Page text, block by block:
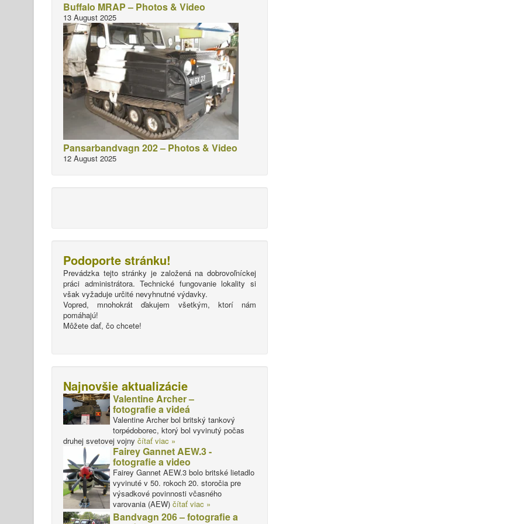
Buffalo MRAP – Photos & Video
13 August 2025
Pansarbandvagn 202 – Photos & Video
12 August 2025
Podoporte stránku!
Prevádzka tejto stránky je založená na dobrovoľníckej
práci administrátora. Technické fungovanie lokality si
však vyžaduje určité nevyhnutné výdavky.
Vopred, mnohokrát ďakujem všetkým, ktorí nám
pomáhajú!
Môžete dať, čo chcete!
Najnovšie aktualizácie
Valentine Archer –
fotografie a videá
Valentine Archer bol britský tankový
torpédoborec, ktorý bol vyvinutý počas
druhej svetovej vojny čítať viac »
Fairey Gannet AEW.3 -
fotografie a video
Fairey Gannet AEW.3 bolo britské lietadlo
vyvinuté v 50. rokoch 20. storočia pre
výsadkové povinnosti včasného
varovania (AEW) čítať viac »
Bandvagn 206 – fotografie a